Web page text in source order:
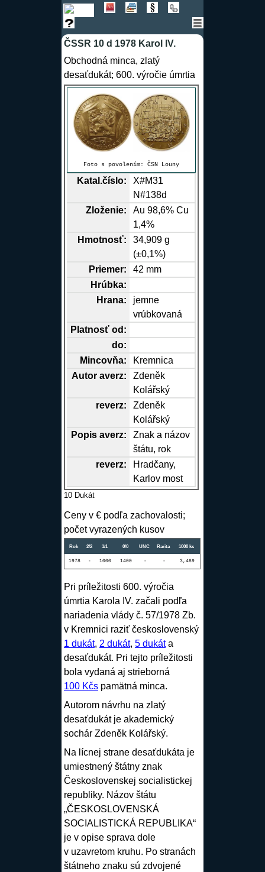
ČSSR 10 d 1978 Karol IV.
Obchodná minca, zlatý
desaťdukát; 600. výročie úmrtia
Foto s povolením: ČSN Louny
Katal.číslo:
X#M31
N#138d
Zloženie:
Au 98,6%Cu
1,4%
Hmotnosť:
34,909 g
(±0,1%)
Priemer:
42 mm
Hrúbka:
Hrana:
jemne
vrúbkovaná
Platnosť od:
do:
Mincovňa:
Kremnica
Autor averz:
Zdeněk
Kolářský
reverz:
Zdeněk
Kolářský
Popis averz:
Znak a názov
štátu, rok
reverz:
Hradčany,
Karlov most
10 Dukát
Ceny v € podľa zachovalosti;
počet vyrazených kusov
Rok 2/2 1/1 0/0 UNC Rarita 1000 ks
1978 - 1000 1400 - - 3,489
Pri príležitosti 600. výročia
úmrtia Karola IV. začali podľa
nariadenia vlády č. 57/1978 Zb.
v Kremnici raziť československý
1 dukát, 2 dukát, 5 dukáta
desaťdukát. Pri tejto príležitosti
bola vydaná aj strieborná
100 Kčspamätná minca.
Autorom návrhu na zlatý
desaťdukát je akademický
sochár Zdeněk Kolářský.
Na lícnej strane desaťdukáta je
umiestnený štátny znak
Československej socialistickej
republiky. Názov štátu
„ČESKOSLOVENSKÁ
SOCIALISTICKÁ REPUBLIKA“
je v opise sprava dole
v uzavretom kruhu. Po stranách
štátneho znaku sú zdvojené